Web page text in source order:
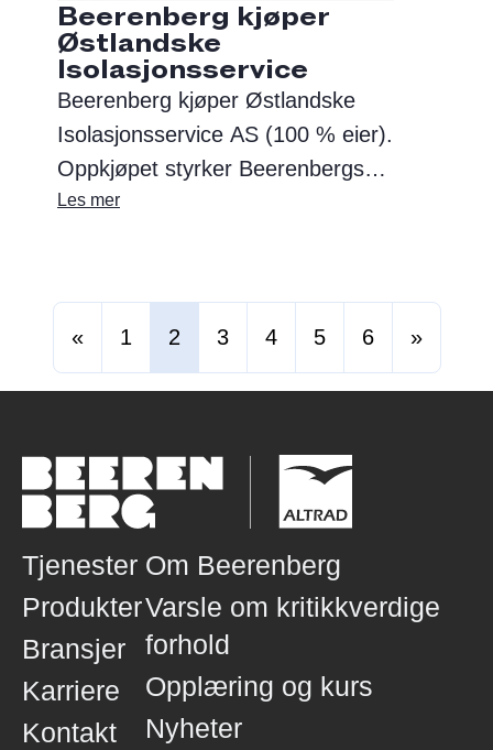
Beerenberg kjøper
Østlandske
Isolasjonsservice
Beerenberg kjøper Østlandske
Isolasjonsservice AS (100 % eier).
Oppkjøpet styrker Beerenbergs
isolasjonsvirksomhet og evne til å
nye kunder.
Les mer
« 1 2 3 4 5 6 »
Tjenester
Produkter
Bransjer
Karriere
Kontakt
Om Beerenberg
Varsle om kritikkverdige
forhold
Opplæring og kurs
Nyheter